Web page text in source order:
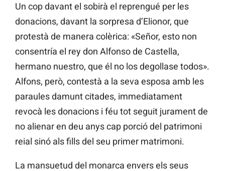
Un cop davant el sobirà el reprengué per les
donacions, davant la sorpresa d’Elionor, que
protestà de manera colèrica: «Señor, esto non
consentría el rey don Alfonso de Castella,
hermano nuestro, que él no los degollase todos».
Alfons, però, contestà a la seva esposa amb les
paraules damunt citades, immediatament
revocà les donacions i féu tot seguit jurament de
no alienar en deu anys cap porció del patrimoni
reial sinó als fills del seu primer matrimoni.
La mansuetud del monarca envers els seus